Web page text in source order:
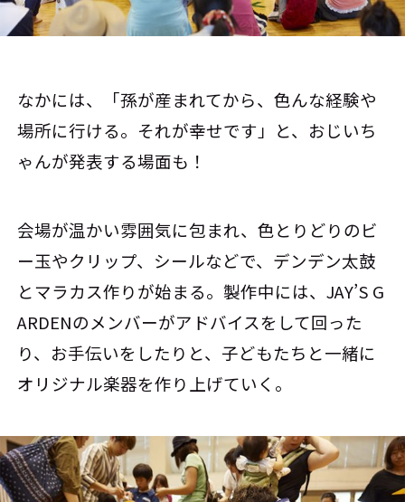
なかには、「孫が産まれてから、色んな経験や
場所に行ける。それが幸せです」と、おじいち
ゃんが発表する場面も！
会場が温かい雰囲気に包まれ、色とりどりのビ
ー玉やクリップ、シールなどで、デンデン太鼓
とマラカス作りが始まる。製作中には、JAY’S G
ARDENのメンバーがアドバイスをして回った
り、お手伝いをしたりと、子どもたちと一緒に
オリジナル楽器を作り上げていく。